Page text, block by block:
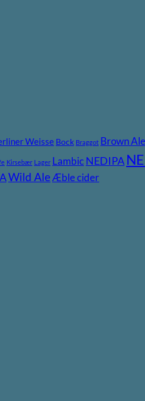
Weisse Bock Braggot Brown Ale
Kirsebær Lager Lambic NEDIPA
Wild Ale Æble cider